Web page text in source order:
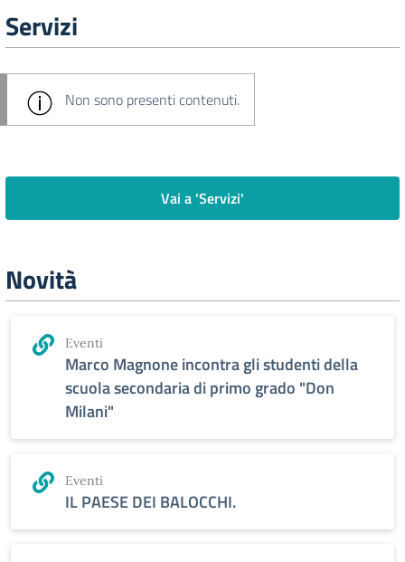
Servizi
Non sono presenti contenuti.
Vai a 'Servizi'
Novità
Eventi
Marco Magnone incontra gli studenti della
scuola secondaria di primo grado "Don
Milani"
Eventi
IL PAESE DEI BALOCCHI.